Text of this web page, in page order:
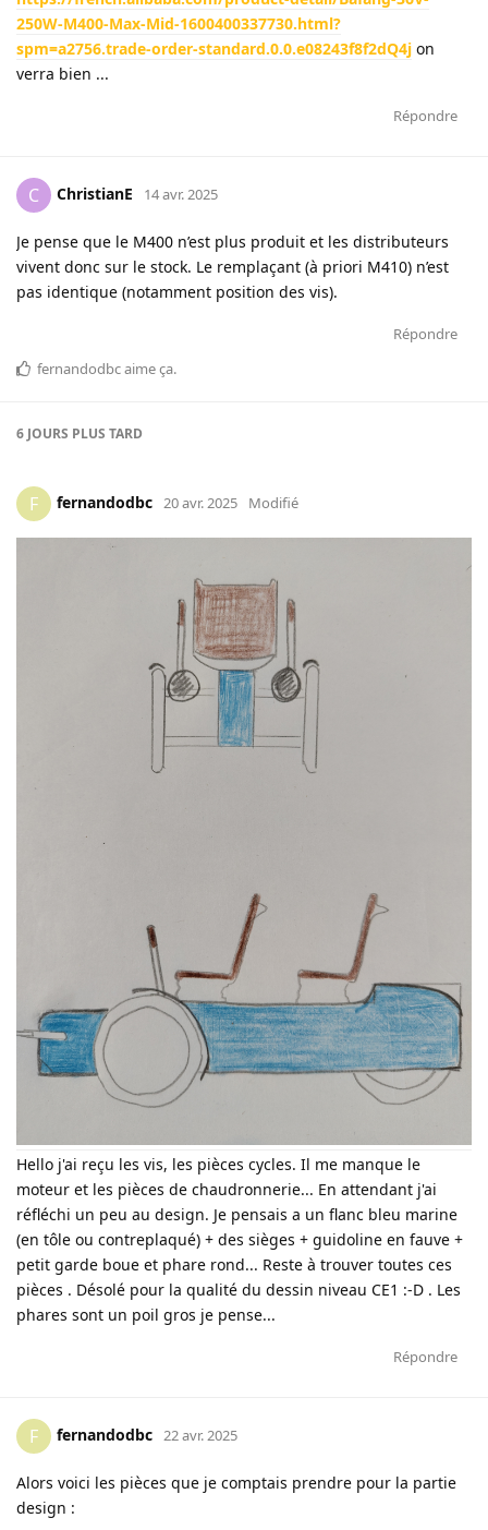
250W-M400-Max-Mid-1600400337730.html?
spm=a2756.trade-order-standard.0.0.e08243f8f2dQ4j on
verra bien ...
Répondre
C ChristianE 14 avr. 2025
Je pense que le M400 n’est plus produit et les distributeurs
vivent donc sur le stock. Le remplaçant (à priori M410) n’est
pas identique (notamment position des vis).
Répondre
fernandodbcaime ça.
6 JOURS PLUS TARD
F fernandodbc 20 avr. 2025 Modifié
Hello j'ai reçu les vis, les pièces cycles. Il me manque le
moteur et les pièces de chaudronnerie... En attendant j'ai
réfléchi un peu au design. Je pensais a un flanc bleu marine
(en tôle ou contreplaqué) + des sièges + guidoline en fauve +
petit garde boue et phare rond... Reste à trouver toutes ces
pièces . Désolé pour la qualité du dessin niveau CE1 :-D . Les
phares sont un poil gros je pense...
Répondre
F fernandodbc 22 avr. 2025
Alors voici les pièces que je comptais prendre pour la partie
design :